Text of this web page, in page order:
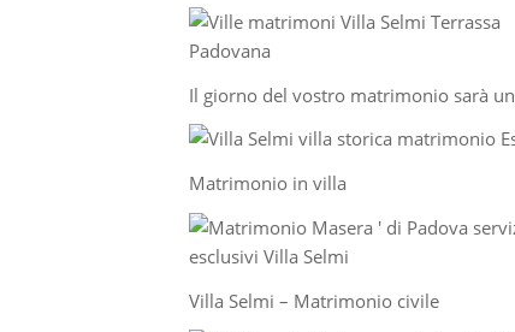
Il giorno del vostro matrimonio sarà
Matrimonio in villa
Villa Selmi – Matrimonio civile